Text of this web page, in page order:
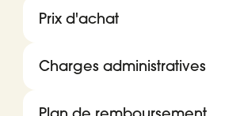
Prix d'achat
Charges administratives